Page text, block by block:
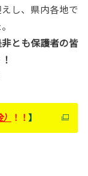
し、県内各地で
とも保護者の皆
！！ 】